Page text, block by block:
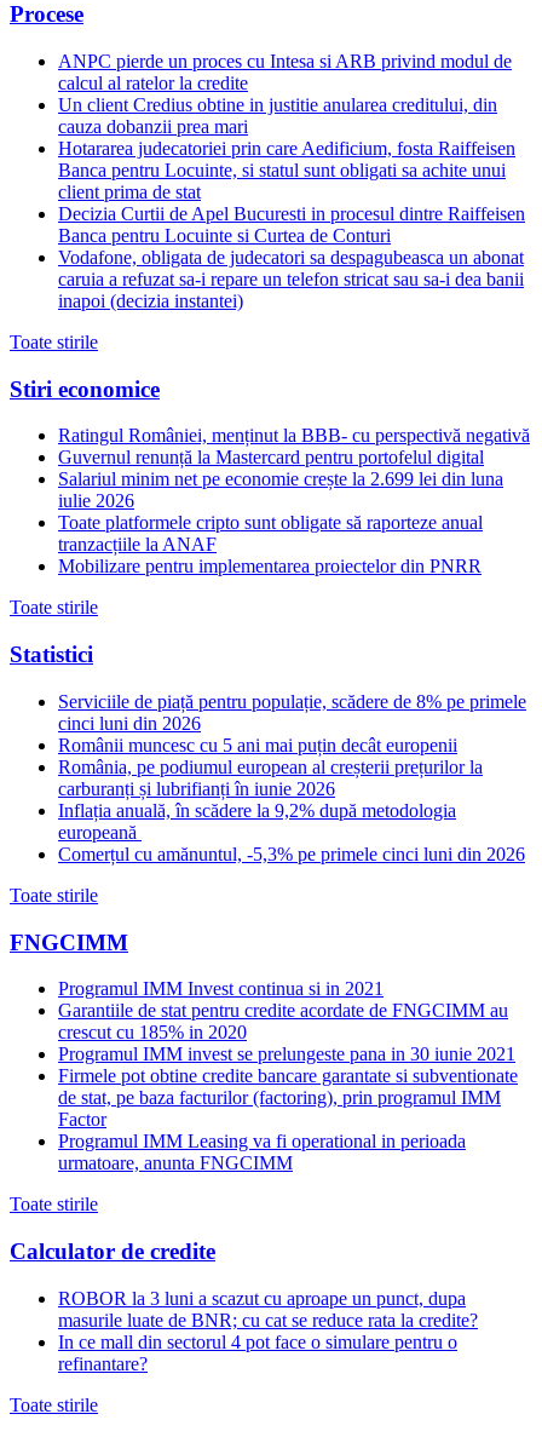
Procese
ANPC pierde un proces cu Intesa si ARB privind modul de
calcul al ratelor la credite
Un client Credius obtine in justitie anularea creditului, din
cauza dobanzii prea mari
Hotararea judecatoriei prin care Aedificium, fosta Raiffeisen
Banca pentru Locuinte, si statul sunt obligati sa achite unui
client prima de stat
Decizia Curtii de Apel Bucuresti in procesul dintre Raiffeisen
Banca pentru Locuinte si Curtea de Conturi
Vodafone, obligata de judecatori sa despagubeasca un abonat
caruia a refuzat sa-i repare un telefon stricat sau sa-i dea banii
inapoi (decizia instantei)
Toate stirile
Stiri economice
Ratingul României, menținut la BBB- cu perspectivă negativă
Guvernul renunță la Mastercard pentru portofelul digital
Salariul minim net pe economie crește la 2.699 lei din luna
iulie 2026
Toate platformele cripto sunt obligate să raporteze anual
tranzacțiile la ANAF
Mobilizare pentru implementarea proiectelor din PNRR
Toate stirile
Statistici
Serviciile de piață pentru populație, scădere de 8% pe primele
cinci luni din 2026
Românii muncesc cu 5 ani mai puțin decât europenii
România, pe podiumul european al creșterii prețurilor la
carburanți și lubrifianți în iunie 2026
Inflația anuală, în scădere la 9,2% după metodologia
europeană
Comerțul cu amănuntul, -5,3% pe primele cinci luni din 2026
Toate stirile
FNGCIMM
Programul IMM Invest continua si in 2021
Garantiile de stat pentru credite acordate de FNGCIMM au
crescut cu 185% in 2020
Programul IMM invest se prelungeste pana in 30 iunie 2021
Firmele pot obtine credite bancare garantate si subventionate
de stat, pe baza facturilor (factoring), prin programul IMM
Factor
Programul IMM Leasing va fi operational in perioada
urmatoare, anunta FNGCIMM
Toate stirile
Calculator de credite
ROBOR la 3 luni a scazut cu aproape un punct, dupa
masurile luate de BNR; cu cat se reduce rata la credite?
In ce mall din sectorul 4 pot face o simulare pentru o
refinantare?
Toate stirile